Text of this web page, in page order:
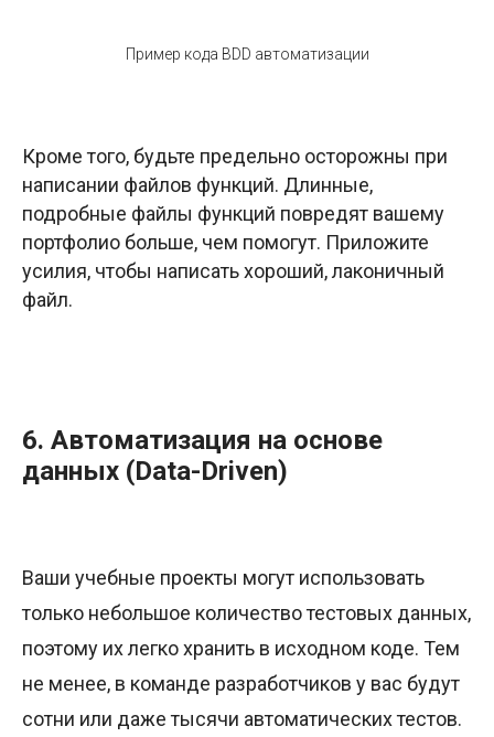
Пример кода BDD автоматизации
Кроме того, будьте предельно осторожны при
написании файлов функций. Длинные,
подробные файлы функций повредят вашему
портфолио больше, чем помогут. Приложите
усилия, чтобы написать хороший, лаконичный
файл.
6. Автоматизация на основе
данных (Data-Driven)
Ваши учебные проекты могут использовать
только небольшое количество тестовых данных,
поэтому их легко хранить в исходном коде. Тем
не менее, в команде разработчиков у вас будут
сотни или даже тысячи автоматических тестов.